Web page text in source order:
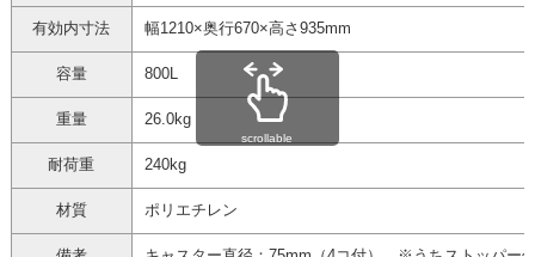
有効内寸法 幅1210×奥行670×高さ935mm
容量 800L
重量 26.0kg
耐荷重 240kg
材質 ポリエチレン
scrollable